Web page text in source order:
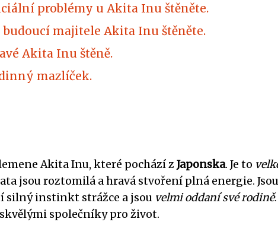
problémy u Akita Inu štěněte.
majitele Akita Inu štěněte.
Akita Inu štěně.
mazlíček.
Akita Inu, které pochází z Japonska. Je to
jsou roztomilá a hravá stvoření plná energie.
silný instinkt strážce a jsou velmi oddaní své rodině
společníky pro život.